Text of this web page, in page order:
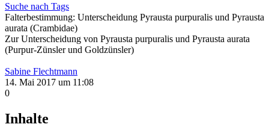
Suche nach Tags
Falterbestimmung: Unterscheidung Pyrausta purpuralis und Pyrausta
aurata (Crambidae)
Zur Unterscheidung von Pyrausta purpuralis und Pyrausta aurata
(Purpur-Zünsler und Goldzünsler)
Sabine Flechtmann
14. Mai 2017 um 11:08
0
Inhalte